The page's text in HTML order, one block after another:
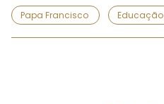
Papa Francisco Educação